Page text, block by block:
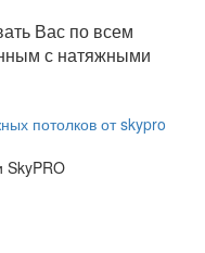
Вас по всем
с натяжными
SkyPRO